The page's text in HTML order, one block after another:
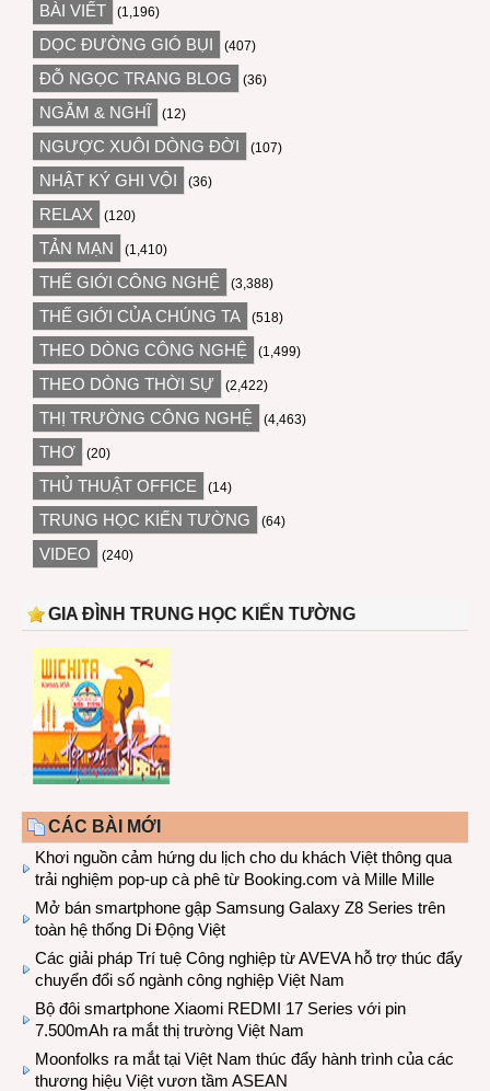
BÀI VIẾT (1,196)
DỌC ĐƯỜNG GIÓ BỤI (407)
ĐỖ NGỌC TRANG BLOG (36)
NGẪM & NGHĨ (12)
NGƯỢC XUÔI DÒNG ĐỜI (107)
NHẬT KÝ GHI VỘI (36)
RELAX (120)
TẢN MẠN (1,410)
THẾ GIỚI CÔNG NGHỆ (3,388)
THẾ GIỚI CỦA CHÚNG TA (518)
THEO DÒNG CÔNG NGHỆ (1,499)
THEO DÒNG THỜI SỰ (2,422)
THỊ TRƯỜNG CÔNG NGHỆ (4,463)
THƠ (20)
THỦ THUẬT OFFICE (14)
TRUNG HỌC KIẾN TƯỜNG (64)
VIDEO (240)
GIA ĐÌNH TRUNG HỌC KIẾN TƯỜNG
CÁC BÀI MỚI
Khơi nguồn cảm hứng du lịch cho du khách Việt thông qua
trải nghiệm pop-up cà phê từ Booking.com và Mille Mille
Mở bán smartphone gập Samsung Galaxy Z8 Series trên
toàn hệ thống Di Động Việt
Các giải pháp Trí tuệ Công nghiệp từ AVEVA hỗ trợ thúc đẩy
chuyển đổi số ngành công nghiệp Việt Nam
Bộ đôi smartphone Xiaomi REDMI 17 Series với pin
7.500mAh ra mắt thị trường Việt Nam
Moonfolks ra mắt tại Việt Nam thúc đẩy hành trình của các
thương hiệu Việt vươn tầm ASEAN